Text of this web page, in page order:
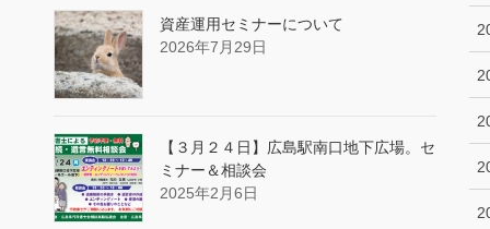
資産運用セミナーについて
2026年7月29日
【３月２４日】広島駅南口地下広場。セ
ミナー＆相談会
2025年2月6日